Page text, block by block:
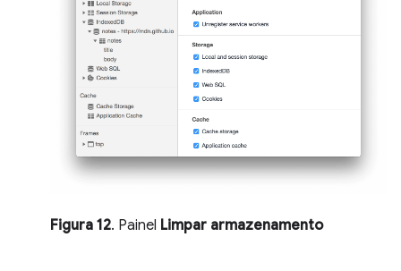
Figura 12. Painel Limpar armazenamento